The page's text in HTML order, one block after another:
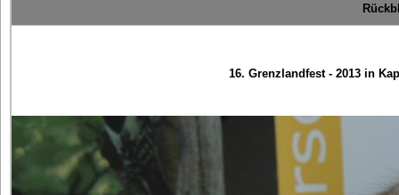
16. Grenzlandfest - 2013 in